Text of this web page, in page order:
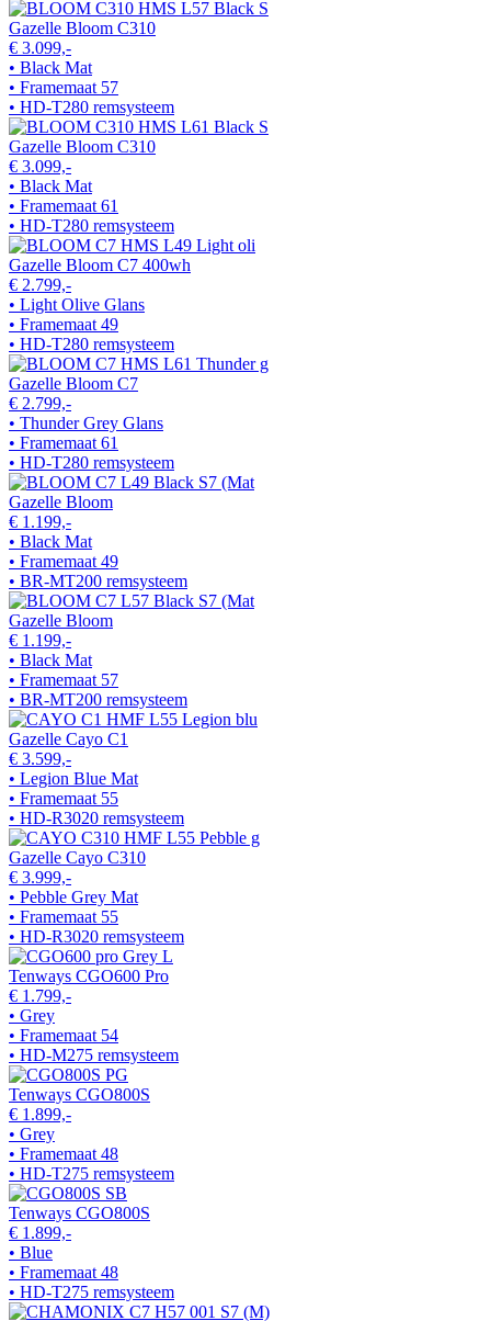
Gazelle Bloom C310
€ 3.099,-
• Black Mat
• Framemaat 57
• HD-T280 remsysteem
Gazelle Bloom C310
€ 3.099,-
• Black Mat
• Framemaat 61
• HD-T280 remsysteem
Gazelle Bloom C7 400wh
€ 2.799,-
• Light Olive Glans
• Framemaat 49
• HD-T280 remsysteem
Gazelle Bloom C7
€ 2.799,-
• Thunder Grey Glans
• Framemaat 61
• HD-T280 remsysteem
Gazelle Bloom
€ 1.199,-
• Black Mat
• Framemaat 49
• BR-MT200 remsysteem
Gazelle Bloom
€ 1.199,-
• Black Mat
• Framemaat 57
• BR-MT200 remsysteem
Gazelle Cayo C1
€ 3.599,-
• Legion Blue Mat
• Framemaat 55
• HD-R3020 remsysteem
Gazelle Cayo C310
€ 3.999,-
• Pebble Grey Mat
• Framemaat 55
• HD-R3020 remsysteem
Tenways CGO600 Pro
€ 1.799,-
• Grey
• Framemaat 54
• HD-M275 remsysteem
Tenways CGO800S
€ 1.899,-
• Grey
• Framemaat 48
• HD-T275 remsysteem
Tenways CGO800S
€ 1.899,-
• Blue
• Framemaat 48
• HD-T275 remsysteem